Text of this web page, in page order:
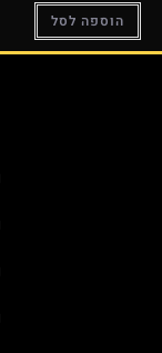
הוספה לסל